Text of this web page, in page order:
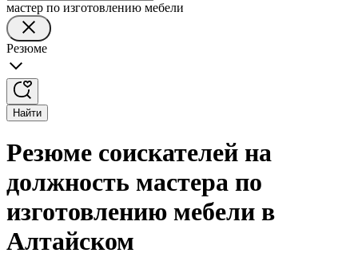
мастер по изготовлению мебели
Резюме
Найти
Резюме соискателей на
должность мастера по
изготовлению мебели в
Алтайском